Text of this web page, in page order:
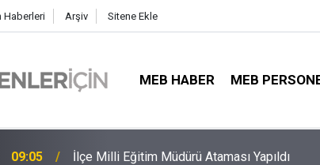
Haberleri Arşiv Sitene Ekle
MEB HABER MEB
19:00 MEB e-Kayıt Sonuçları e-Devlet'te: İşte